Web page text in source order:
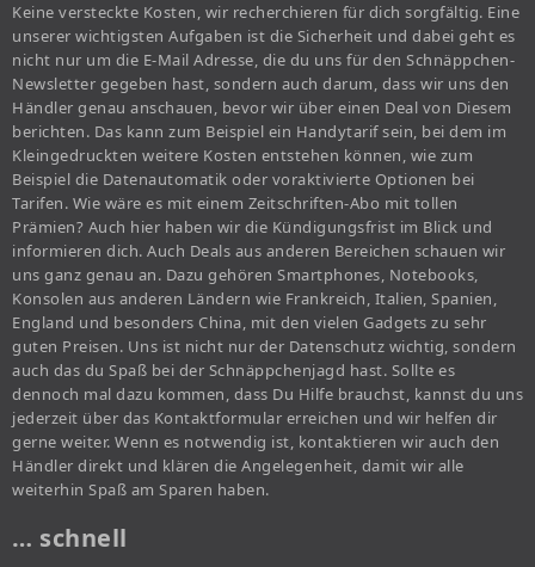
Keine versteckte Kosten, wir recherchieren für dich sorgfältig. Eine
unserer wichtigsten Aufgaben ist die Sicherheit und dabei geht es
nicht nur um die E-Mail Adresse, die du uns für den Schnäppchen-
Newsletter gegeben hast, sondern auch darum, dass wir uns den
Händler genau anschauen, bevor wir über einen Deal von Diesem
berichten. Das kann zum Beispiel ein Handytarif sein, bei dem im
Kleingedruckten weitere Kosten entstehen können, wie zum
Beispiel die Datenautomatik oder voraktivierte Optionen bei
Tarifen. Wie wäre es mit einem Zeitschriften-Abo mit tollen
Prämien? Auch hier haben wir die Kündigungsfrist im Blick und
informieren dich. Auch Deals aus anderen Bereichen schauen wir
uns ganz genau an. Dazu gehören Smartphones, Notebooks,
Konsolen aus anderen Ländern wie Frankreich, Italien, Spanien,
England und besonders China, mit den vielen Gadgets zu sehr
guten Preisen. Uns ist nicht nur der Datenschutz wichtig, sondern
auch das du Spaß bei der Schnäppchenjagd hast. Sollte es
dennoch mal dazu kommen, dass Du Hilfe brauchst, kannst du uns
jederzeit über das Kontaktformular erreichen und wir helfen dir
gerne weiter. Wenn es notwendig ist, kontaktieren wir auch den
Händler direkt und klären die Angelegenheit, damit wir alle
weiterhin Spaß am Sparen haben.
… schnell